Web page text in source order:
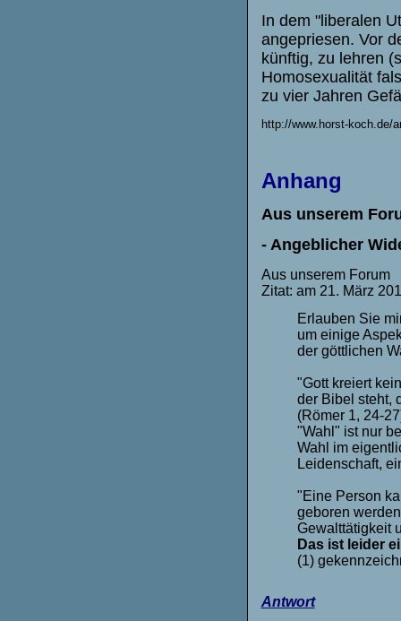
In dem "liberalen
angepriesen. Vor
künftig, zu lehren
Homosexualität
zu vier Jahren
http://www.horst-koch.de/
Anhang
Aus unserem
- Angeblicher
Aus unserem Forum
Zitat: am 21. März
Erlauben Sie
um einige
der göttlichen
"Gott kreiert
der Bibel steht,
(Römer 1, 24-
"Wahl" ist nur
Wahl im
Leidenschaft,
"Eine Person
geboren
Gewalttätigkeit
Das ist leider
(1)
Antwort